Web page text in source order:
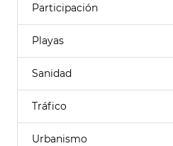
Participación
Playas
Sanidad
Tráfico
Urbanismo